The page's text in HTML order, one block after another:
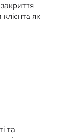
як
та